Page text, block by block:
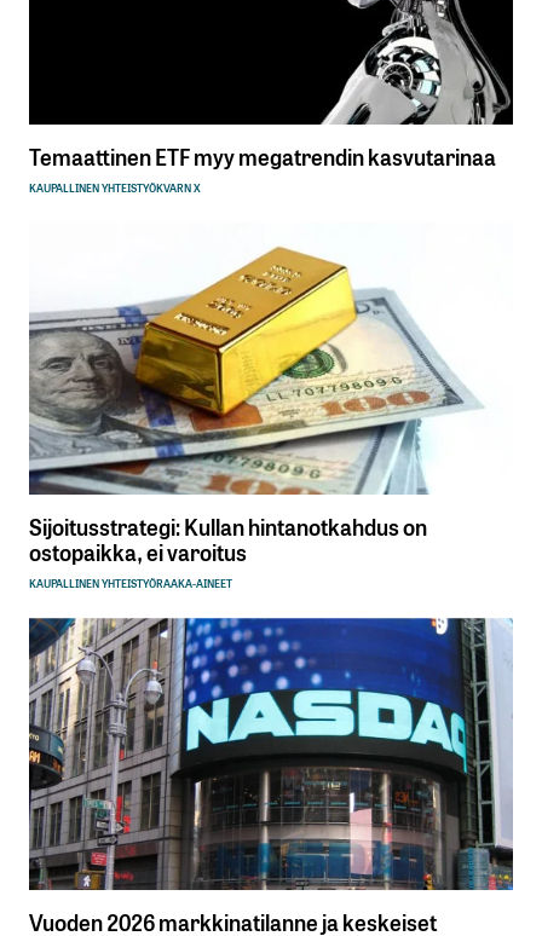
Temaattinen ETF myy megatrendin kasvutarinaa
KAUPALLINEN YHTEISTYÖKVARN X
Sijoitusstrategi: Kullan hintanotkahdus on
ostopaikka, ei varoitus
KAUPALLINEN YHTEISTYÖRAAKA-AINEET
Vuoden 2026 markkinatilanne ja keskeiset